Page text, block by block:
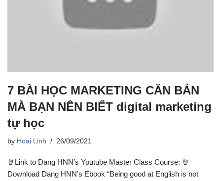
7 BÀI HỌC MARKETING CĂN BẢN
MÀ BẠN NÊN BIẾT digital marketing
tự học
by Hoai Linh 26/09/2021
🤘Link to Dang HNN’s Youtube Master Class Course: 🤘
Download Dang HNN’s Ebook “Being good at English is not